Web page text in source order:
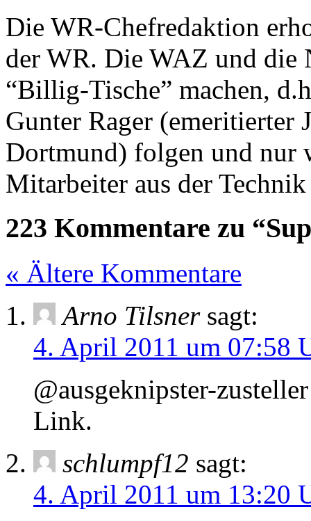
Die WR-Chefredaktion
der WR. Die WAZ und
“Billig-Tische” machen,
Gunter Rager (emeritierter
Dortmund) folgen und nur
Mitarbeiter aus der
223 Kommentare zu
« Ältere Kommentare
Arno Tilsner sagt:
4. April 2011 um 07:58
@ausgeknipster-
Link.
schlumpf12 sagt:
4. April 2011 um 13:20